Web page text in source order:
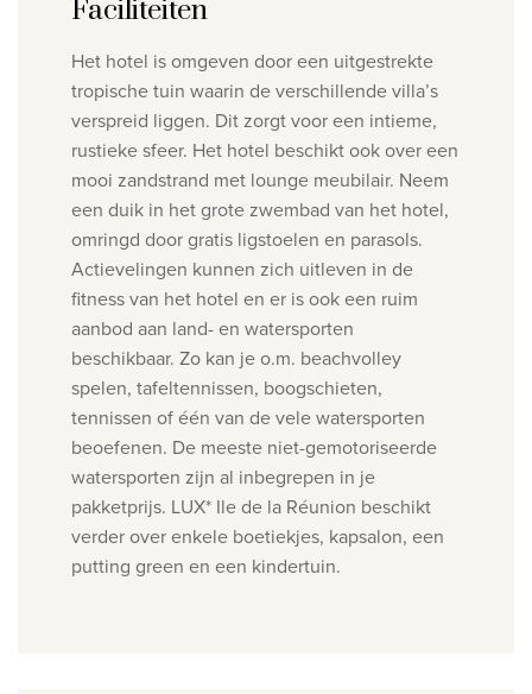
Faciliteiten
Het hotel is omgeven door een uitgestrekte
tropische tuin waarin de verschillende villa’s
verspreid liggen. Dit zorgt voor een intieme,
rustieke sfeer. Het hotel beschikt ook over een
mooi zandstrand met lounge meubilair. Neem
een duik in het grote zwembad van het hotel,
omringd door gratis ligstoelen en parasols.
Actievelingen kunnen zich uitleven in de
fitness van het hotel en er is ook een ruim
aanbod aan land- en watersporten
beschikbaar. Zo kan je o.m. beachvolley
spelen, tafeltennissen, boogschieten,
tennissen of één van de vele watersporten
beoefenen. De meeste niet-gemotoriseerde
watersporten zijn al inbegrepen in je
pakketprijs. LUX* Ile de la Réunion beschikt
verder over enkele boetiekjes, kapsalon, een
putting green en een kindertuin.